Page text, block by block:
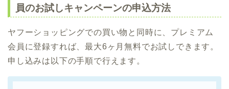
員のお試しキャンペーンの申込方法
ヤフーショッピングでの買い物と同時に、プレミアム
会員に登録すれば、最大6ヶ月無料でお試しできます。
申し込みは以下の手順で行えます。